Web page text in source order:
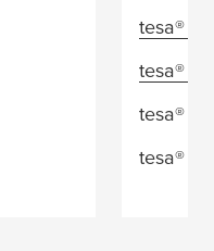
tesa®
tesa®
tesa®
tesa®